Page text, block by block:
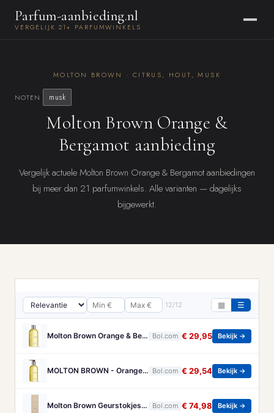
Parfum-aanbieding.nl
VERGELIJK 21+ PARFUMWINKELS
MOLTON BROWN · CITRUS, HOUT, MUSK
NOTEN musk
Molton Brown Orange &
Bergamot aanbieding
Vergelijk actuele Molton Brown Orange & Bergamot aanbiedingen
bij meer dan 21 parfumwinkels. Alle varianten — dagelijks
bijgewerkt.
12/12 ▦ ☰
Molton Brown Orange & Bergamot 300 ml Bath & Showergel Bol.com € 29,95 Bekijk →
MOLTON BROWN - Orange & Bergamot Handzeep - 300 ml - Handzeep (glas) Bol.com € 29,54 Bekijk →
Molton Brown Geurstokjes Home Fragrance Orange & Bergamot Aroma Reeds Diffuser 150ml Bol.com € 74,98 Bekijk →